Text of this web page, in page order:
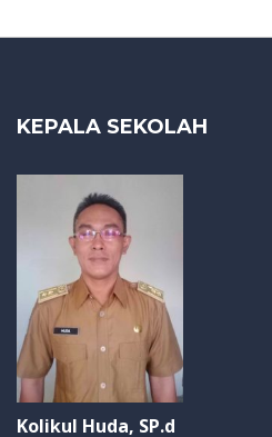
KEPALA SEKOLAH
Kolikul Huda, SP.d